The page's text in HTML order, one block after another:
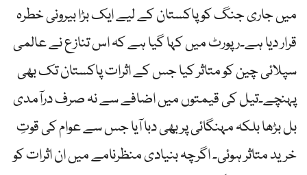
میں جاری جنگ کو پاکستان کے لیے ایک بڑا بیرونی خطرہ
قرار دیا ہے۔رپورٹ میں کہا گیا ہے کہ اس تنازع نے عالمی
سپلائی چین کو متاثر کیا جس کے اثرات پاکستان تک بھی
پہنچے۔تیل کی قیمتوں میں اضافے سے نہ صرف درآمدی
بل بڑھا بلکہ مہنگائی پر بھی دبا آیا جس سے عوام کی قوتِ
خرید متاثر ہوئی۔ اگرچہ بنیادی منظرنامے میں ان اثرات کو